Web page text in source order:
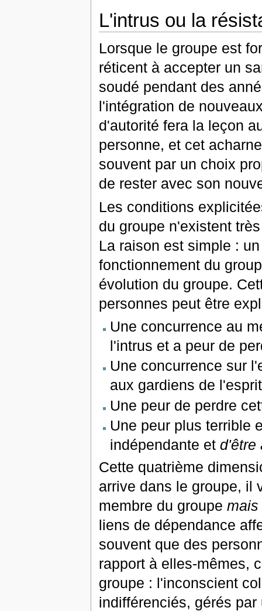
L'intrus ou la
Lorsque le groupe est
réticent à accepter un
soudé pendant des
l'intégration de
d'autorité fera la leçon
personne, et cet
souvent par un choix
de rester avec son
Les conditions
du groupe n'existent
La raison est simple :
fonctionnement du
évolution du groupe.
personnes peut être
Une concurrence au
l'intrus et a peur de
Une concurrence sur
aux gardiens de
Une peur de perdre
Une peur plus terrible
indépendante et d'être
Cette quatrième
arrive dans le groupe, il
membre du groupe mais
liens de dépendance
souvent que des
rapport à elles-mêmes,
groupe : l'inconscient
indifférenciés, gérés